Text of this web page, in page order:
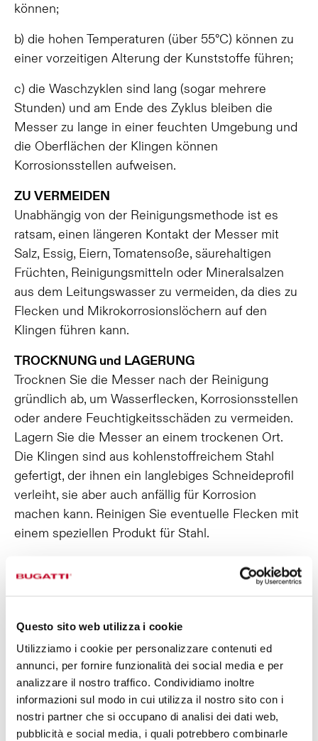
Questo sito web utilizza i cookie
Utilizziamo i cookie per personalizzare contenuti ed
annunci, per fornire funzionalità dei social media e per
analizzare il nostro traffico. Condividiamo inoltre
informazioni sul modo in cui utilizza il nostro sito con i
nostri partner che si occupano di analisi dei dati web,
pubblicità e social media, i quali potrebbero combinarle
können;
b) die hohen Temperaturen (über 55°C) können zu
einer vorzeitigen Alterung der Kunststoffe führen;
c) die Waschzyklen sind lang (sogar mehrere
Stunden) und am Ende des Zyklus bleiben die
Messer zu lange in einer feuchten Umgebung und
die Oberflächen der Klingen können
Korrosionsstellen aufweisen.
ZU VERMEIDEN
Unabhängig von der Reinigungsmethode ist es
ratsam, einen längeren Kontakt der Messer mit
Salz, Essig, Eiern, Tomatensoße, säurehaltigen
Früchten, Reinigungsmitteln oder Mineralsalzen
aus dem Leitungswasser zu vermeiden, da dies zu
Flecken und Mikrokorrosionslöchern auf den
Klingen führen kann.
TROCKNUNG und LAGERUNG
Trocknen Sie die Messer nach der Reinigung
gründlich ab, um Wasserflecken, Korrosionsstellen
oder andere Feuchtigkeitsschäden zu vermeiden.
Lagern Sie die Messer an einem trockenen Ort.
Die Klingen sind aus kohlenstoffreichem Stahl
gefertigt, der ihnen ein langlebiges Schneideprofil
verleiht, sie aber auch anfällig für Korrosion
machen kann. Reinigen Sie eventuelle Flecken mit
einem speziellen Produkt für Stahl.
Todo lo que necesitas saber para
Los cuchillos Bugatti están fabricados con
acero de alto contenido de carbono, sinónimo de
garantía y máximo rendimiento.
A continuación, las indicaciones para que los
cuchillos Bugatti mantengan su belleza y
rendimiento a lo largo del tiempo, garantizando